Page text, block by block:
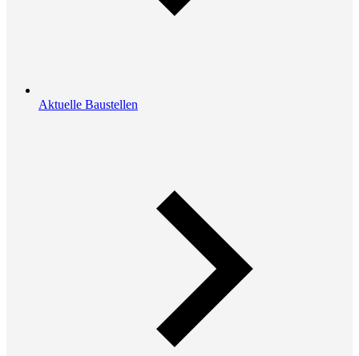
Aktuelle Baustellen